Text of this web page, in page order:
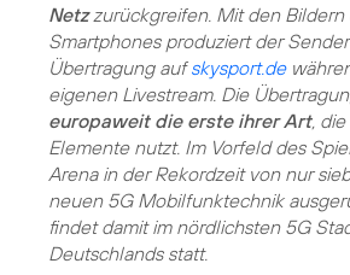
Netzzurückgreifen. Mit den Bildern
Smartphones produziert der
Übertragung aufskysport.de
eigenen Livestream. Die
europaweit die erste ihrer Art,
Elemente nutzt. Im Vorfeld des
Arena in der Rekordzeit von nur
neuen 5G Mobilfunktechnik
findet damit im nördlichsten 5G
Deutschlands statt.